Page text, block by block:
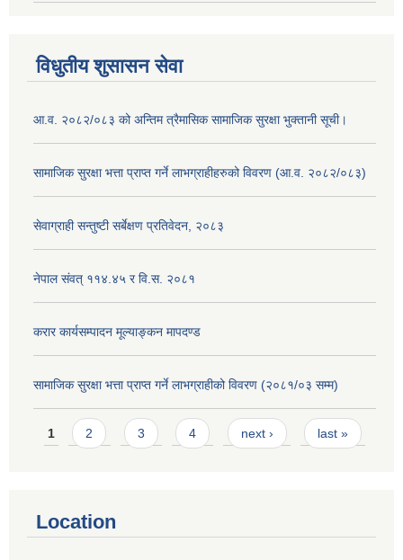
विधुतीय शुसासन सेवा
आ.व. २०८२/०८३ को अन्तिम त्रैमासिक सामाजिक सुरक्षा भुक्तानी सूची।
सामाजिक सुरक्षा भत्ता प्राप्त गर्ने लाभग्राहीहरुको विवरण (आ.व. २०८२/०८३)
सेवाग्राही सन्तुष्टी सर्बेक्षण प्रतिवेदन, २०८३
नेपाल संवत् ११४.४५ र वि.स. २०८१
करार कार्यसम्पादन मूल्याङ्कन मापदण्ड
सामाजिक सुरक्षा भत्ता प्राप्त गर्ने लाभग्राहीको विवरण (२०८१/०३ सम्म)
Pages
1 2 3 4 next › last »
Location